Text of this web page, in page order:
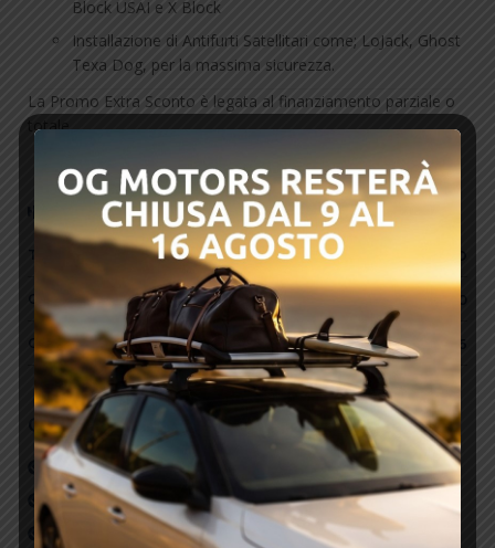
Block USAI e X Block
Installazione di Antifurti Satellitari come; LoJack, Ghost
Texa Dog, per la massima sicurezza.
La Promo Extra Sconto è legata al finanziamento parziale o
totale.
Motore
Tipo di Motore
Cilindrata 1500
Optionals
ABS
Autoradio
Bluetooth